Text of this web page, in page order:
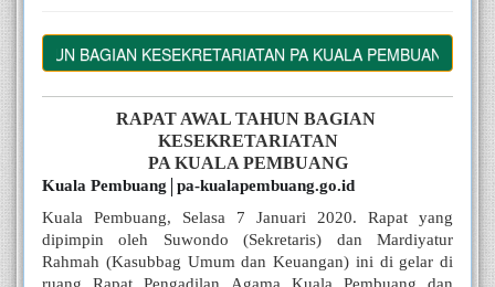
BAGIAN KESEKRETARIATAN PA KUALA PEMBUANG
RAPAT AWAL TAHUN BAGIAN
KESEKRETARIATAN
PA KUALA PEMBUANG
Kuala Pembuang
pa-kualapembuang.go.id
Kuala Pembuang, Selasa 7 Januari 2020. Rapat yang
dipimpin oleh Suwondo (Sekretaris) dan Mardiyatur
Rahmah (Kasubbag Umum dan Keuangan) ini di gelar di